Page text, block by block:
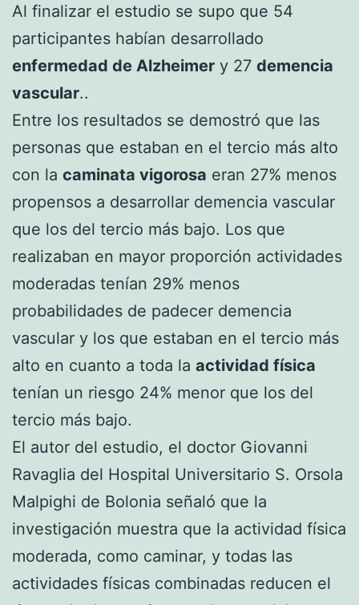
Al finalizar el estudio se supo que 54
participantes habían desarrollado
enfermedad de Alzheimer y 27 demencia
vascular..
Entre los resultados se demostró que las
personas que estaban en el tercio más alto
con la caminata vigorosa eran 27% menos
propensos a desarrollar demencia vascular
que los del tercio más bajo. Los que
realizaban en mayor proporción actividades
moderadas tenían 29% menos
probabilidades de padecer demencia
vascular y los que estaban en el tercio más
alto en cuanto a toda la actividad física
tenían un riesgo 24% menor que los del
tercio más bajo.
El autor del estudio, el doctor Giovanni
Ravaglia del Hospital Universitario S. Orsola
Malpighi de Bolonia señaló que la
investigación muestra que la actividad física
moderada, como caminar, y todas las
actividades físicas combinadas reducen el